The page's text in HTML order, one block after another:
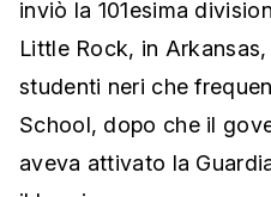
inviò la 101esima
Little Rock, in
studenti neri che
School, dopo che il
aveva attivato la